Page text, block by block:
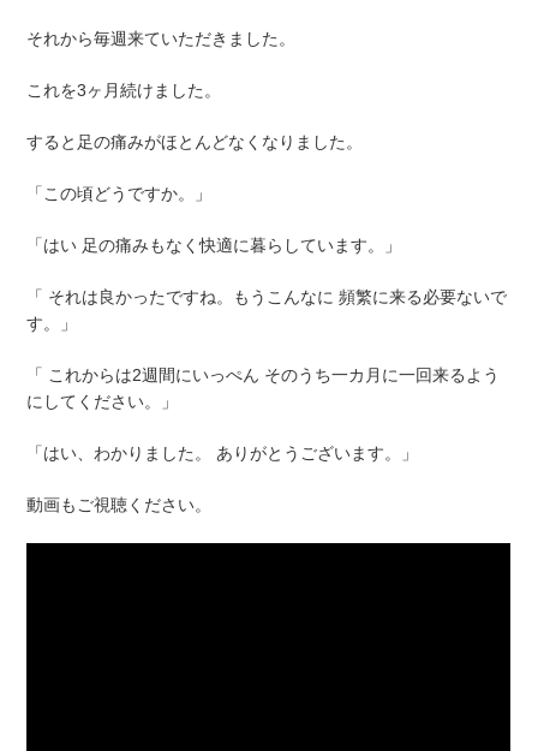
それから毎週来ていただきました。
これを3ヶ月続けました。
すると足の痛みがほとんどなくなりました。
「この頃どうですか。」
「はい 足の痛みもなく快適に暮らしています。」
「 それは良かったですね。もうこんなに 頻繁に来る必要ないで
す。」
「 これからは2週間にいっぺん そのうち一カ月に一回来るよう
にしてください。」
「はい、わかりました。 ありがとうございます。」
動画もご視聴ください。